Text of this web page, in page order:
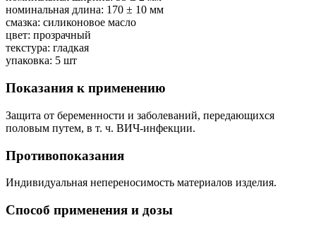
номинальная длина: 170 ± 10 мм
смазка: силиконовое масло
цвет: прозрачный
текстура: гладкая
упаковка: 5 шт
Показания к применению
Защита от беременности и заболеваний, передающихся
половым путем, в т. ч. ВИЧ-инфекции.
Противопоказания
Индивидуальная непереносимость материалов изделия.
Способ применения и дозы